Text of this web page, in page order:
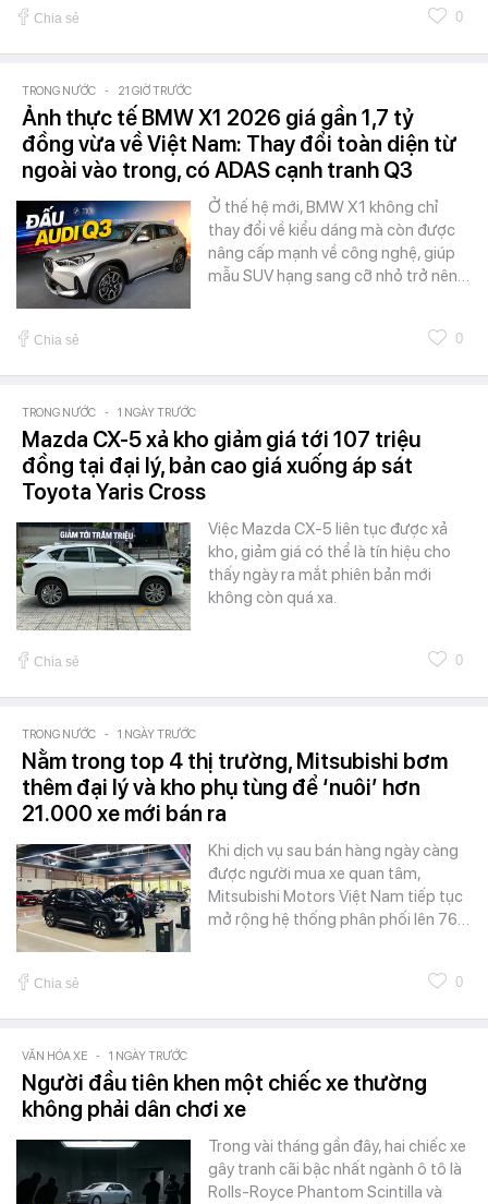
Chia sẻ 0
TRONG NƯỚC - 21 GIỜ TRƯỚC
Ảnh thực tế BMW X1 2026 giá gần 1,7 tỷ
đồng vừa về Việt Nam: Thay đổi toàn diện từ
ngoài vào trong, có ADAS cạnh tranh Q3
Ở thế hệ mới, BMW X1 không chỉ
thay đổi về kiểu dáng mà còn được
nâng cấp mạnh về công nghệ, giúp
mẫu SUV hạng sang cỡ nhỏ trở nên…
Chia sẻ 0
TRONG NƯỚC - 1 NGÀY TRƯỚC
Mazda CX-5 xả kho giảm giá tới 107 triệu
đồng tại đại lý, bản cao giá xuống áp sát
Toyota Yaris Cross
Việc Mazda CX-5 liên tục được xả
kho, giảm giá có thể là tín hiệu cho
thấy ngày ra mắt phiên bản mới
không còn quá xa.
Chia sẻ 0
TRONG NƯỚC - 1 NGÀY TRƯỚC
Nằm trong top 4 thị trường, Mitsubishi bơm
thêm đại lý và kho phụ tùng để ‘nuôi’ hơn
21.000 xe mới bán ra
Khi dịch vụ sau bán hàng ngày càng
được người mua xe quan tâm,
Mitsubishi Motors Việt Nam tiếp tục
mở rộng hệ thống phân phối lên 76…
Chia sẻ 0
VĂN HÓA XE - 1 NGÀY TRƯỚC
Người đầu tiên khen một chiếc xe thường
không phải dân chơi xe
Trong vài tháng gần đây, hai chiếc xe
gây tranh cãi bậc nhất ngành ô tô là
Rolls-Royce Phantom Scintilla và